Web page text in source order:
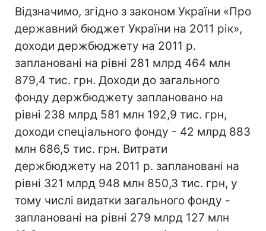
Відзначимо, згідно з законом України «Про
державний бюджет України на 2011 рік»,
доходи держбюджету на 2011 р.
заплановані на рівні 281 млрд 464 млн
879,4 тис. грн. Доходи до загального
фонду держбюджету заплановано на
рівні 238 млрд 581 млн 192,9 тис. грн,
доходи спеціального фонду - 42 млрд 883
млн 686,5 тис. грн. Витрати
держбюджету на 2011 р. заплановані на
рівні 321 млрд 948 млн 850,3 тис. грн, у
тому числі видатки загального фонду -
заплановані на рівні 279 млрд 127 млн